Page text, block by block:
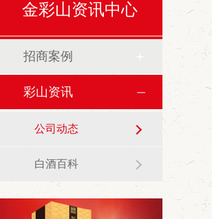
金彩山资讯中心
招商案例
彩山资讯
公司动态
白酒百科